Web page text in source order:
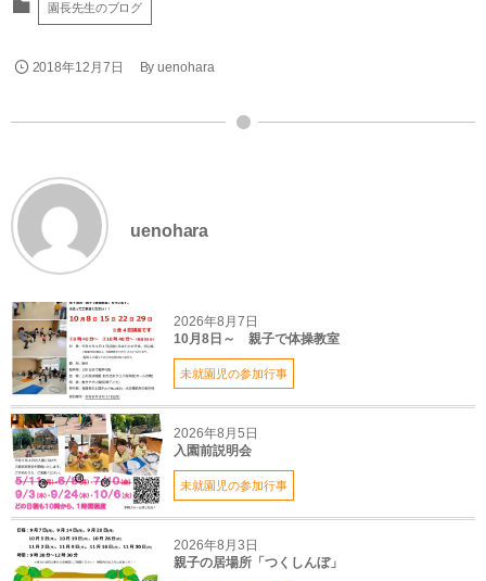
園長先生のブログ
2018年12月7日 Byuenohara
uenohara
2026年8月7日
10月8日～ 親子で体操教室
未就園児の参加行事
2026年8月5日
入園前説明会
未就園児の参加行事
2026年8月3日
親子の居場所「つくしんぼ」